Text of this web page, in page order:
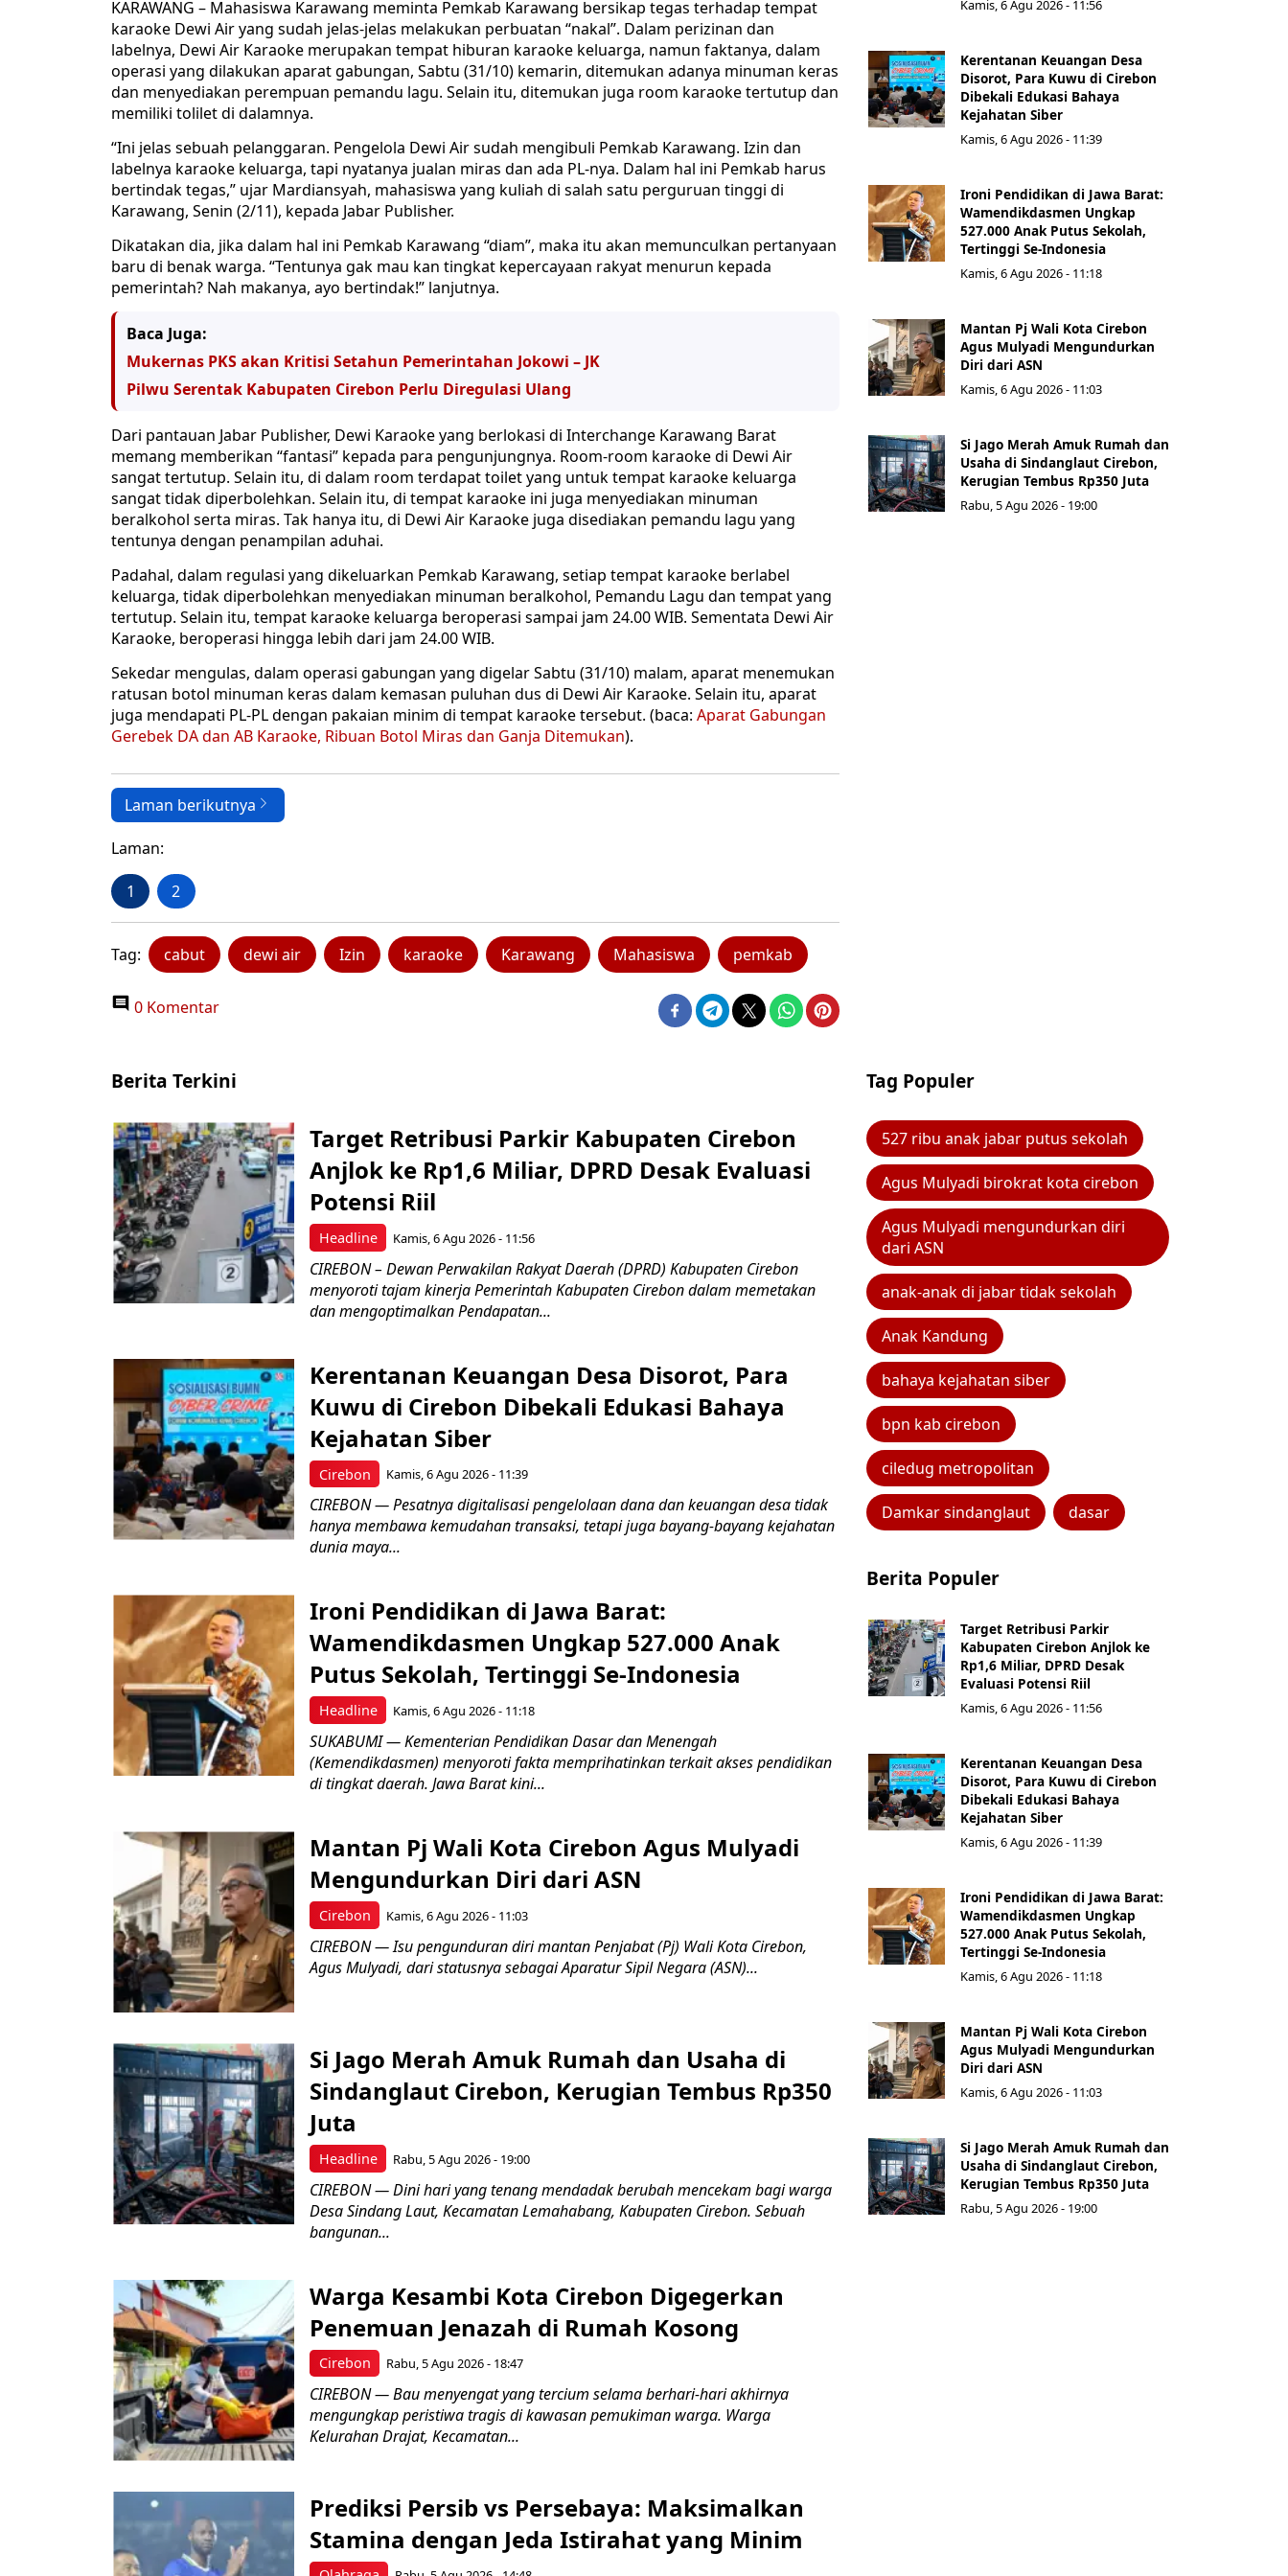
KARAWANG – Mahasiswa Karawang meminta Pemkab Karawang bersikap tegas terhadap tempat
karaoke Dewi Air yang sudah jelas-jelas melakukan perbuatan “nakal”. Dalam perizinan dan
labelnya, Dewi Air Karaoke merupakan tempat hiburan karaoke keluarga, namun faktanya, dalam
operasi yang dilakukan aparat gabungan, Sabtu (31/10) kemarin, ditemukan adanya minuman keras
dan menyediakan perempuan pemandu lagu. Selain itu, ditemukan juga room karaoke tertutup dan
memiliki tolilet di dalamnya.
“Ini jelas sebuah pelanggaran. Pengelola Dewi Air sudah mengibuli Pemkab Karawang. Izin dan
labelnya karaoke keluarga, tapi nyatanya jualan miras dan ada PL-nya. Dalam hal ini Pemkab harus
bertindak tegas,” ujar Mardiansyah, mahasiswa yang kuliah di salah satu perguruan tinggi di
Karawang, Senin (2/11), kepada Jabar Publisher.
Dikatakan dia, jika dalam hal ini Pemkab Karawang “diam”, maka itu akan memunculkan pertanyaan
baru di benak warga. “Tentunya gak mau kan tingkat kepercayaan rakyat menurun kepada
pemerintah? Nah makanya, ayo bertindak!” lanjutnya.
Baca Juga:
Mukernas PKS akan Kritisi Setahun Pemerintahan Jokowi – JK
Pilwu Serentak Kabupaten Cirebon Perlu Diregulasi Ulang
Dari pantauan Jabar Publisher, Dewi Karaoke yang berlokasi di Interchange Karawang Barat
memang memberikan “fantasi” kepada para pengunjungnya. Room-room karaoke di Dewi Air
sangat tertutup. Selain itu, di dalam room terdapat toilet yang untuk tempat karaoke keluarga
sangat tidak diperbolehkan. Selain itu, di tempat karaoke ini juga menyediakan minuman
beralkohol serta miras. Tak hanya itu, di Dewi Air Karaoke juga disediakan pemandu lagu yang
tentunya dengan penampilan aduhai.
Padahal, dalam regulasi yang dikeluarkan Pemkab Karawang, setiap tempat karaoke berlabel
keluarga, tidak diperbolehkan menyediakan minuman beralkohol, Pemandu Lagu dan tempat yang
tertutup. Selain itu, tempat karaoke keluarga beroperasi sampai jam 24.00 WIB. Sementata Dewi Air
Karaoke, beroperasi hingga lebih dari jam 24.00 WIB.
Sekedar mengulas, dalam operasi gabungan yang digelar Sabtu (31/10) malam, aparat menemukan
ratusan botol minuman keras dalam kemasan puluhan dus di Dewi Air Karaoke. Selain itu, aparat
juga mendapati PL-PL dengan pakaian minim di tempat karaoke tersebut. (baca: Aparat Gabungan
Gerebek DA dan AB Karaoke, Ribuan Botol Miras dan Ganja Ditemukan).
Laman berikutnya
Laman:
1 2
Tag: cabut dewi air Izin karaoke Karawang Mahasiswa pemkab
0 Komentar
Kamis, 6 Agu 2026 - 11:56
Kerentanan Keuangan Desa
Disorot, Para Kuwu di Cirebon
Dibekali Edukasi Bahaya
Kejahatan Siber
Kamis, 6 Agu 2026 - 11:39
Ironi Pendidikan di Jawa Barat:
Wamendikdasmen Ungkap
527.000 Anak Putus Sekolah,
Tertinggi Se-Indonesia
Kamis, 6 Agu 2026 - 11:18
Mantan Pj Wali Kota Cirebon
Agus Mulyadi Mengundurkan
Diri dari ASN
Kamis, 6 Agu 2026 - 11:03
Si Jago Merah Amuk Rumah dan
Usaha di Sindanglaut Cirebon,
Kerugian Tembus Rp350 Juta
Rabu, 5 Agu 2026 - 19:00
Berita Terkini
Headline
Target Retribusi Parkir Kabupaten Cirebon
Anjlok ke Rp1,6 Miliar, DPRD Desak Evaluasi
Potensi Riil
Kamis, 6 Agu 2026 - 11:56
CIREBON – Dewan Perwakilan Rakyat Daerah (DPRD) Kabupaten Cirebon
menyoroti tajam kinerja Pemerintah Kabupaten Cirebon dalam memetakan
dan mengoptimalkan Pendapatan...
Cirebon
Kerentanan Keuangan Desa Disorot, Para
Kuwu di Cirebon Dibekali Edukasi Bahaya
Kejahatan Siber
Kamis, 6 Agu 2026 - 11:39
CIREBON — Pesatnya digitalisasi pengelolaan dana dan keuangan desa tidak
hanya membawa kemudahan transaksi, tetapi juga bayang-bayang kejahatan
dunia maya...
Headline
Ironi Pendidikan di Jawa Barat:
Wamendikdasmen Ungkap 527.000 Anak
Putus Sekolah, Tertinggi Se-Indonesia
Kamis, 6 Agu 2026 - 11:18
SUKABUMI — Kementerian Pendidikan Dasar dan Menengah
(Kemendikdasmen) menyoroti fakta memprihatinkan terkait akses pendidikan
di tingkat daerah. Jawa Barat kini...
Cirebon
Mantan Pj Wali Kota Cirebon Agus Mulyadi
Mengundurkan Diri dari ASN
Kamis, 6 Agu 2026 - 11:03
CIREBON — Isu pengunduran diri mantan Penjabat (Pj) Wali Kota Cirebon,
Agus Mulyadi, dari statusnya sebagai Aparatur Sipil Negara (ASN)...
Headline
Si Jago Merah Amuk Rumah dan Usaha di
Sindanglaut Cirebon, Kerugian Tembus Rp350
Juta
Rabu, 5 Agu 2026 - 19:00
CIREBON — Dini hari yang tenang mendadak berubah mencekam bagi warga
Desa Sindang Laut, Kecamatan Lemahabang, Kabupaten Cirebon. Sebuah
bangunan...
Cirebon
Warga Kesambi Kota Cirebon Digegerkan
Penemuan Jenazah di Rumah Kosong
Rabu, 5 Agu 2026 - 18:47
CIREBON — Bau menyengat yang tercium selama berhari-hari akhirnya
mengungkap peristiwa tragis di kawasan pemukiman warga. Warga
Kelurahan Drajat, Kecamatan...
Prediksi Persib vs Persebaya: Maksimalkan
Stamina dengan Jeda Istirahat yang Minim
Tag Populer
527 ribu anak jabar putus sekolah
Agus Mulyadi birokrat kota cirebon
Agus Mulyadi mengundurkan diri
dari ASN
anak-anak di jabar tidak sekolah
Anak Kandung
bahaya kejahatan siber
bpn kab cirebon
ciledug metropolitan
Damkar sindanglaut dasar
Berita Populer
Target Retribusi Parkir
Kabupaten Cirebon Anjlok ke
Rp1,6 Miliar, DPRD Desak
Evaluasi Potensi Riil
Kamis, 6 Agu 2026 - 11:56
Kerentanan Keuangan Desa
Disorot, Para Kuwu di Cirebon
Dibekali Edukasi Bahaya
Kejahatan Siber
Kamis, 6 Agu 2026 - 11:39
Ironi Pendidikan di Jawa Barat:
Wamendikdasmen Ungkap
527.000 Anak Putus Sekolah,
Tertinggi Se-Indonesia
Kamis, 6 Agu 2026 - 11:18
Mantan Pj Wali Kota Cirebon
Agus Mulyadi Mengundurkan
Diri dari ASN
Kamis, 6 Agu 2026 - 11:03
Si Jago Merah Amuk Rumah dan
Usaha di Sindanglaut Cirebon,
Kerugian Tembus Rp350 Juta
Rabu, 5 Agu 2026 - 19:00